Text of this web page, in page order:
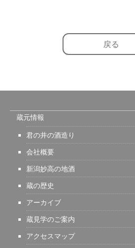
戻る
蔵元情報
君の井の酒造り
会社概要
新潟妙高の地酒
蔵の歴史
アーカイブ
蔵見学のご案内
アクセスマップ